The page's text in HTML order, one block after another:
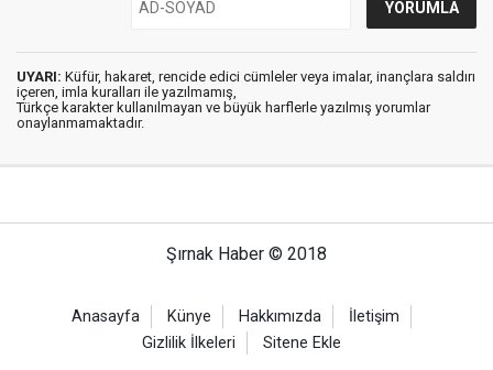
UYARI: Küfür, hakaret, rencide edici cümleler veya imalar, inançlara saldırı
içeren, imla kuralları ile yazılmamış,
Türkçe karakter kullanılmayan ve büyük harflerle yazılmış yorumlar
onaylanmamaktadır.
Şırnak Haber © 2018
Anasayfa Künye Hakkımızda
İletişim
Gizlilik İlkeleri
Sitene Ekle